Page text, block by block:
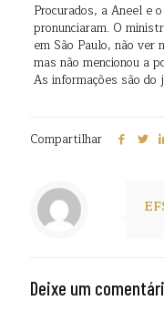
Procurados, a Aneel e
pronunciaram. O
em São Paulo, não ver
mas não mencionou a
As informações são do
Compartilhar
Deixe um